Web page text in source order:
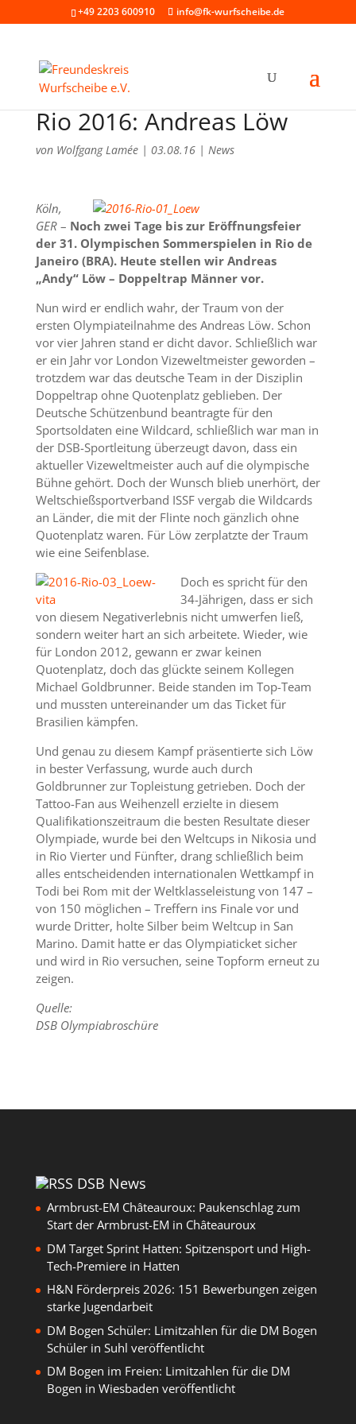
+49 2203 600910 info@fk-wurfscheibe.de
Rio 2016: Andreas Löw
von Wolfgang Lamée| 03.08.16| News
Köln,
GER– Noch zwei Tage bis zur Eröffnungsfeier
der 31. Olympischen Sommerspielen in Rio de
Janeiro (BRA). Heute stellen wir Andreas
„Andy“ Löw – Doppeltrap Männer vor.
Nun wird er endlich wahr, der Traum von der
ersten Olympiateilnahme des Andreas Löw. Schon
vor vier Jahren stand er dicht davor. Schließlich war
er ein Jahr vor London Vizeweltmeister geworden –
trotzdem war das deutsche Team in der Disziplin
Doppeltrap ohne Quotenplatz geblieben. Der
Deutsche Schützenbund beantragte für den
Sportsoldaten eine Wildcard, schließlich war man in
der DSB-Sportleitung überzeugt davon, dass ein
aktueller Vizeweltmeister auch auf die olympische
Bühne gehört. Doch der Wunsch blieb unerhört, der
Weltschießsportverband ISSF vergab die Wildcards
an Länder, die mit der Flinte noch gänzlich ohne
Quotenplatz waren. Für Löw zerplatzte der Traum
wie eine Seifenblase.
Doch es spricht für den
34-Jährigen, dass er sich
von diesem Negativerlebnis nicht umwerfen ließ,
sondern weiter hart an sich arbeitete. Wieder, wie
für London 2012, gewann er zwar keinen
Quotenplatz, doch das glückte seinem Kollegen
Michael Goldbrunner. Beide standen im Top-Team
und mussten untereinander um das Ticket für
Brasilien kämpfen.
Und genau zu diesem Kampf präsentierte sich Löw
in bester Verfassung, wurde auch durch
Goldbrunner zur Topleistung getrieben. Doch der
Tattoo-Fan aus Weihenzell erzielte in diesem
Qualifikationszeitraum die besten Resultate dieser
Olympiade, wurde bei den Weltcups in Nikosia und
in Rio Vierter und Fünfter, drang schließlich beim
alles entscheidenden internationalen Wettkampf in
Todi bei Rom mit der Weltklasseleistung von 147 –
von 150 möglichen – Treffern ins Finale vor und
wurde Dritter, holte Silber beim Weltcup in San
Marino. Damit hatte er das Olympiaticket sicher
und wird in Rio versuchen, seine Topform erneut zu
zeigen.
Quelle:
DSB Olympiabroschüre
DSB News
Armbrust-EM Châteauroux: Paukenschlag zum
Start der Armbrust-EM in Châteauroux
DM Target Sprint Hatten: Spitzensport und High-
Tech-Premiere in Hatten
H&N Förderpreis 2026: 151 Bewerbungen zeigen
starke Jugendarbeit
DM Bogen Schüler: Limitzahlen für die DM Bogen
Schüler in Suhl veröffentlicht
DM Bogen im Freien: Limitzahlen für die DM
Bogen in Wiesbaden veröffentlicht